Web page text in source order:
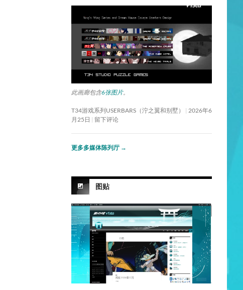
此画廊包含6张图片。
T34游戏系列USERBARS（泞之翼和别墅）
2026年6
月25日
留下评论
更多多媒体陈列厅 →
图贴